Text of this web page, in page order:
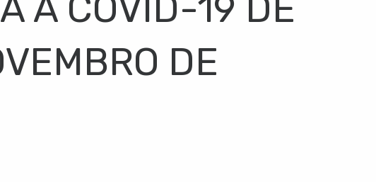
A COVID-19 DE
DE